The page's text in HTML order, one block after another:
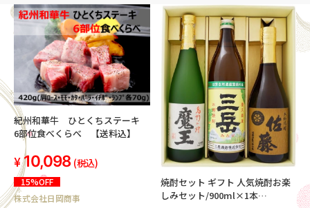
紀州和華牛 ひとくちステーキ
6部位食べくらべ 【送料込】
10,098 (税込)
15%OFF
株式会社日岡商事
焼酎セット ギフト 人気焼酎お楽
しみセット/900ml×1本